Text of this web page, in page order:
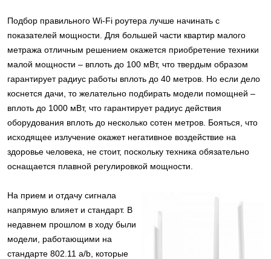
Подбор правильного Wi-Fi роутера лучше начинать с
показателей мощности. Для большей части квартир малого
метража отличным решением окажется приобретение техники
малой мощности – вплоть до 100 мВт, что твердым образом
гарантирует радиус работы вплоть до 40 метров. Но если дело
коснется дачи, то желательно подбирать модели помощней –
вплоть до 1000 мВт, что гарантирует радиус действия
оборудования вплоть до несколько сотен метров. Бояться, что
исходящее излучение окажет негативное воздействие на
здоровье человека, не стоит, поскольку техника обязательно
оснащается плавной регулировкой мощности.
На прием и отдачу сигнала
напрямую влияет и стандарт. В
недавнем прошлом в ходу были
модели, работающими на
стандарте 802.11 a/b, которые